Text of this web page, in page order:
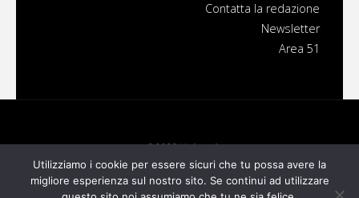
Contatta la redazione
Newsletter
Area 51
©2023 Universi
Utilizziamo i cookie per essere sicuri che tu possa avere la
migliore esperienza sul nostro sito. Se continui ad utilizzare